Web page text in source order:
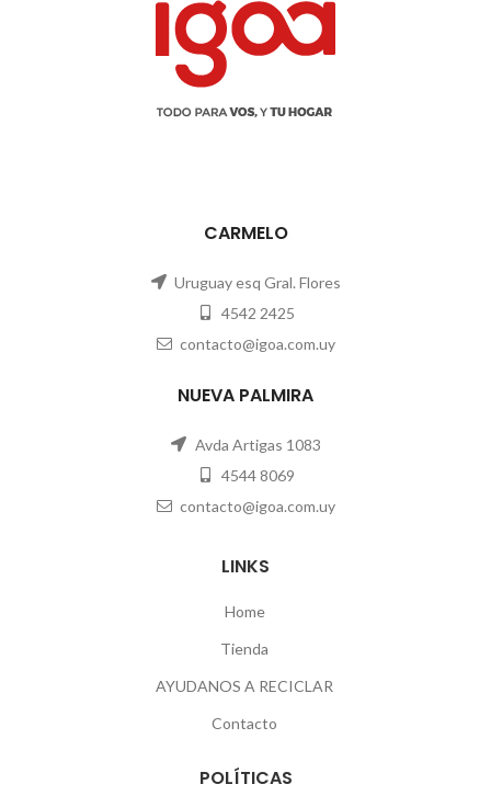
CARMELO
Uruguay esq Gral. Flores
4542 2425
contacto@igoa.com.uy
NUEVA PALMIRA
Avda Artigas 1083
4544 8069
contacto@igoa.com.uy
LINKS
Home
Tienda
AYUDANOS A RECICLAR
Contacto
POLÍTICAS